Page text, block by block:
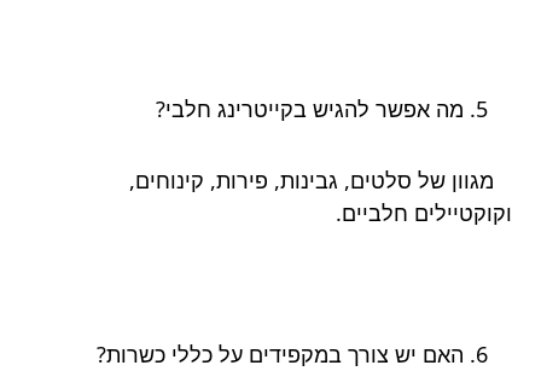
מה אפשר להגיש בקייטרינג חלבי?
מגוון של סלטים, גבינות, פירות, קינוחים,
וקוקטיילים חלביים.
האם יש צורך במקפידים על כללי כשרות?